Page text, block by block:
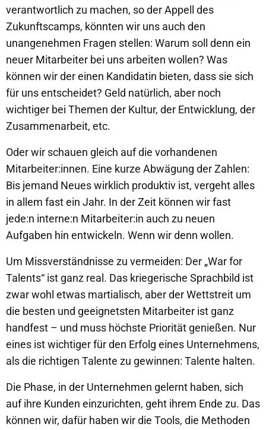
verantwortlich zu machen, so der Appell des
Zukunftscamps, könnten wir uns auch den
unangenehmen Fragen stellen: Warum soll denn ein
neuer Mitarbeiter bei uns arbeiten wollen? Was
können wir der einen Kandidatin bieten, dass sie sich
für uns entscheidet? Geld natürlich, aber noch
wichtiger bei Themen der Kultur, der Entwicklung, der
Zusammenarbeit, etc.
Oder wir schauen gleich auf die vorhandenen
Mitarbeiter:innen. Eine kurze Abwägung der Zahlen:
Bis jemand Neues wirklich produktiv ist, vergeht alles
in allem fast ein Jahr. In der Zeit können wir fast
jede:n interne:n Mitarbeiter:in auch zu neuen
Aufgaben hin entwickeln. Wenn wir denn wollen.
Um Missverständnisse zu vermeiden: Der „War for
Talents“ ist ganz real. Das kriegerische Sprachbild ist
zwar wohl etwas martialisch, aber der Wettstreit um
die besten und geeignetsten Mitarbeiter ist ganz
handfest – und muss höchste Priorität genießen. Nur
eines ist wichtiger für den Erfolg eines Unternehmens,
als die richtigen Talente zu gewinnen: Talente halten.
Die Phase, in der Unternehmen gelernt haben, sich
auf ihre Kunden einzurichten, geht ihrem Ende zu. Das
können wir, dafür haben wir die Tools, die Methoden